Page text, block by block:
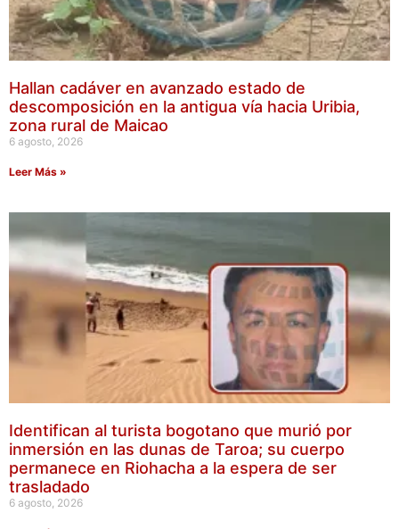
Hallan cadáver en avanzado estado de
descomposición en la antigua vía hacia Uribia,
zona rural de Maicao
6 agosto, 2026
Leer Más »
Identifican al turista bogotano que murió por
inmersión en las dunas de Taroa; su cuerpo
permanece en Riohacha a la espera de ser
trasladado
6 agosto, 2026